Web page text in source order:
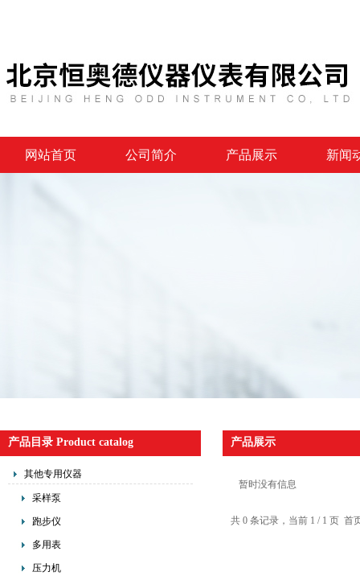
网站首页 公司简介 产品展示 新闻
产品目录 Product catalog
其他专用仪器
采样泵
跑步仪
多用表
压力机
产品展示
暂时没有信息
共 0 条记录，当前 1 / 1 页